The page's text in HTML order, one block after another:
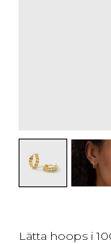
Lätta hoops i